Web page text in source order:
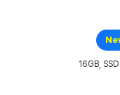
16GB,